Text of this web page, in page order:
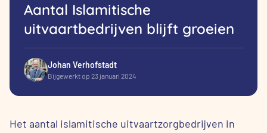
Aantal Islamitische
uitvaartbedrijven blijft groeien
Johan Verhofstadt
Bijgewerkt op 23 januari 2024
Het aantal islamitische uitvaartzorgbedrijven in